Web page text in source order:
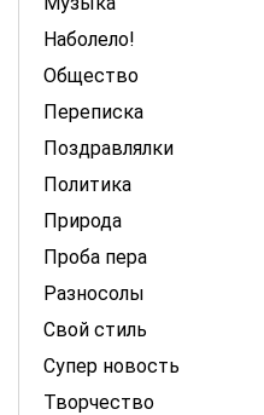
Наболело!
Общество
Переписка
Поздравлялки
Политика
Природа
Проба пера
Разносолы
Свой стиль
Супер новость
Творчество